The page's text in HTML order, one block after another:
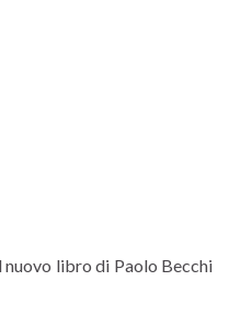
nuovo libro di Paolo Becchi